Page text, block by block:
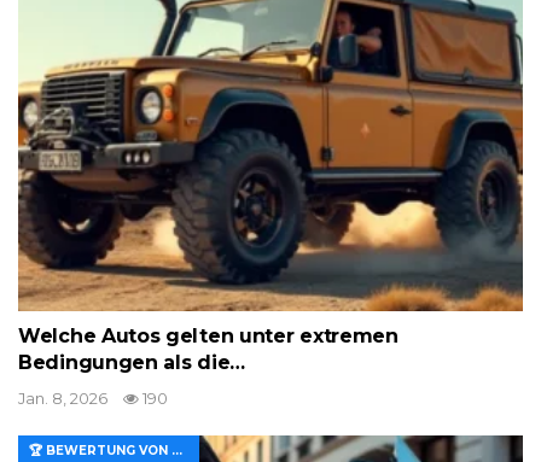
Welche Autos gelten unter extremen
Bedingungen als die…
Jan. 8, 2026 190
🏆 BEWERTUNG VON MERKMALEN UND WERT